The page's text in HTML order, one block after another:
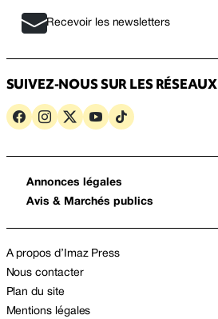
Recevoir les newsletters
SUIVEZ-NOUS SUR LES RÉSEAUX
Annonces légales
Avis & Marchés publics
A propos d’Imaz Press
Nous contacter
Plan du site
Mentions légales